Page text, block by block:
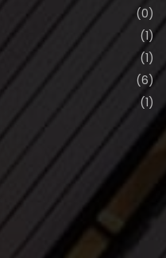
(0)
(1)
(1)
(6)
(1)